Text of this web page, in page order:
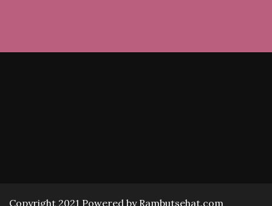
Copyright 2021 Powered by Rambutsehat.com